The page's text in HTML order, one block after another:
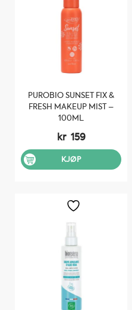
PUROBIO SUNSET FIX &
FRESH MAKEUP MIST –
100ML
kr 159
KJØP